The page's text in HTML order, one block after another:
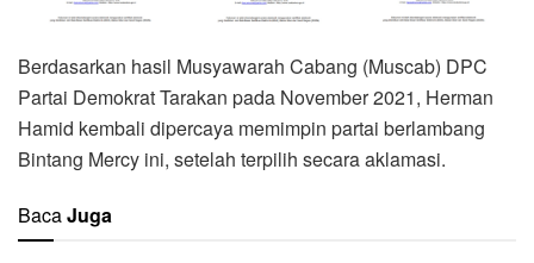
Berdasarkan hasil Musyawarah Cabang (Muscab) DPC
Partai Demokrat Tarakan pada November 2021, Herman
Hamid kembali dipercaya memimpin partai berlambang
Bintang Mercy ini, setelah terpilih secara aklamasi.
BacaJuga